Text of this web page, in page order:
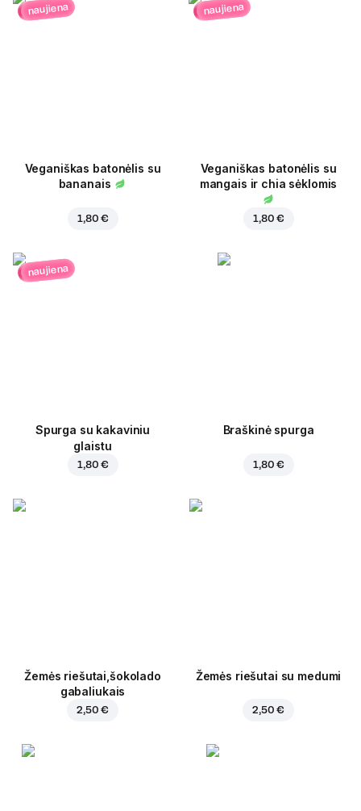
naujiena
Veganiškas batonėlis su
bananais
1,80 €
naujiena
Veganiškas batonėlis su
mangais ir chia sėklomis
1,80 €
naujiena
Spurga su kakaviniu
glaistu
1,80 €
Braškinė spurga
1,80 €
Žemės riešutai,šokolado
gabaliukais
2,50 €
Žemės riešutai su medumi
2,50 €